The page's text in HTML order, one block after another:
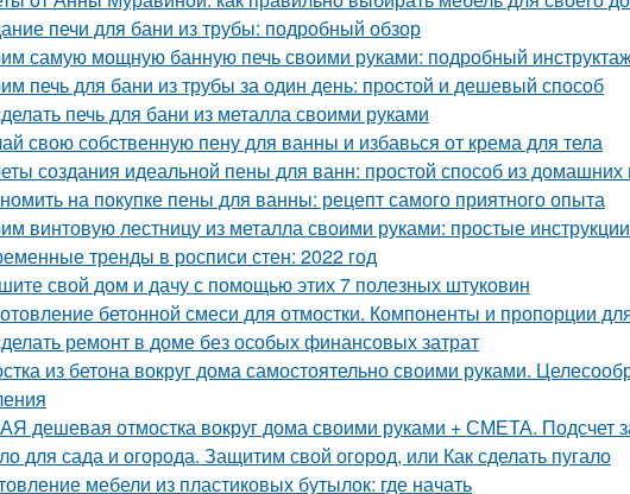
печи для бани из трубы: подробный обзор
самую мощную банную печь своими руками: подробный
печь для бани из трубы за один день: простой и дешевый способ
печь для бани из металла своими руками
свою собственную пену для ванны и избавься от крема для тела
создания идеальной пены для ванн: простой способ из домашних
на покупке пены для ванны: рецепт самого приятного опыта
винтовую лестницу из металла своими руками: простые
тренды в росписи стен: 2022 год
свой дом и дачу с помощью этих 7 полезных штуковин
бетонной смеси для отмостки. Компоненты и пропорции
ремонт в доме без особых финансовых затрат
из бетона вокруг дома самостоятельно своими руками.
дешевая отмостка вокруг дома своими руками + СМЕТА. Подсчет
для сада и огорода. Защитим свой огород, или Как сделать пугало
мебели из пластиковых бутылок: где начать